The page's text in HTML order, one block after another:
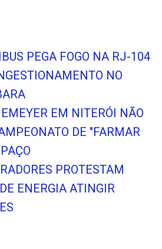
PEGA FOGO NA RJ-104
NO
EM NITERÓI NÃO
DE "FARMAR
PROTESTAM
ENERGIA ATINGIR